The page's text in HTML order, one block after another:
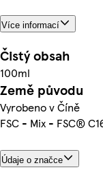
Více informací
Čistý obsah
100ml
Země původu
Vyrobeno v Číně
FSC - Mix - FSC®
Údaje o značce